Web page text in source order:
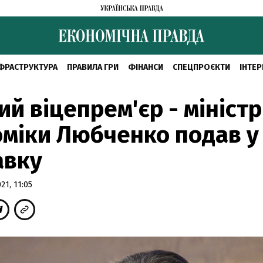
ПРАВИЛА ГРИ ФІНАНСИ СПЕЦПРОЄКТИ
віцепрем'єр - міністр
Любченко подав у
11:05